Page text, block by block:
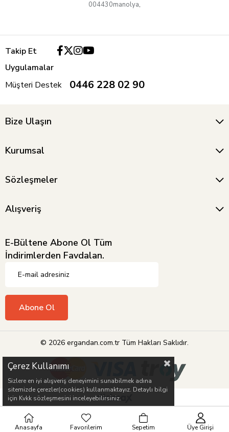
004430manolya,
Takip Et
Uygulamalar
Müşteri Destek
0446 228 02 90
Bize Ulaşın
Kurumsal
Sözleşmeler
Alışveriş
E-Bültene Abone Ol Tüm
İndirimlerden Favdalan.
Abone Ol
© 2026 ergandan.com.tr Tüm Hakları Saklıdır.
Çerez Kullanımı
Sizlere en iyi alışveriş deneyimini sunabilmek adına
sitemizde çerezler(cookies) kullanmaktayız. Detaylı bilgi
için Kvkk sözleşmesini inceleyebilirsiniz.
Anasayfa Favorilerim Sepetim Üye Girişi